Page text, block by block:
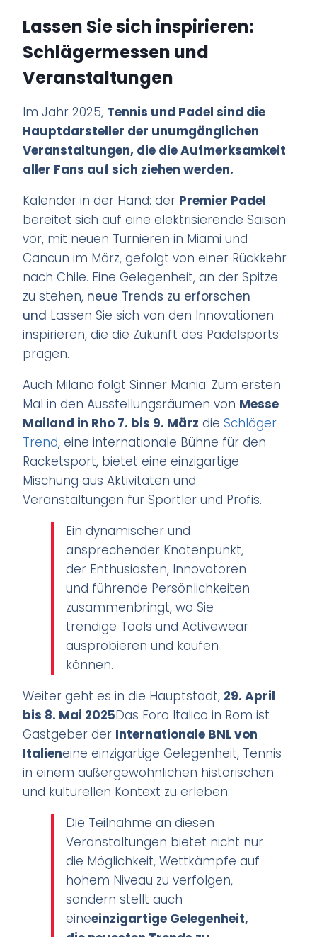
Lassen Sie sich inspirieren:
Schlägermessen und
Veranstaltungen
Im Jahr 2025, Tennis und Padel sind die
Hauptdarsteller der unumgänglichen
Veranstaltungen, die die Aufmerksamkeit
aller Fans auf sich ziehen werden.
Kalender in der Hand: der Premier Padel
bereitet sich auf eine elektrisierende Saison
vor, mit neuen Turnieren in Miami und
Cancun im März, gefolgt von einer Rückkehr
nach Chile. Eine Gelegenheit, an der Spitze
zu stehen, neue Trends zu erforschen
und Lassen Sie sich von den Innovationen
inspirieren, die die Zukunft des Padelsports
prägen.
Auch Milano folgt Sinner Mania: Zum ersten
Mal in den Ausstellungsräumen von Messe
Mailand in Rho 7. bis 9. März dieSchläger
Trend, eine internationale Bühne für den
Racketsport, bietet eine einzigartige
Mischung aus Aktivitäten und
Veranstaltungen für Sportler und Profis.
Ein dynamischer und
ansprechender Knotenpunkt,
der Enthusiasten, Innovatoren
und führende Persönlichkeiten
zusammenbringt, wo Sie
trendige Tools und Activewear
ausprobieren und kaufen
können.
Weiter geht es in die Hauptstadt, 29. April
bis 8. Mai 2025Das Foro Italico in Rom ist
Gastgeber der Internationale BNL von
Italieneine einzigartige Gelegenheit, Tennis
in einem außergewöhnlichen historischen
und kulturellen Kontext zu erleben.
Die Teilnahme an diesen
Veranstaltungen bietet nicht nur
die Möglichkeit, Wettkämpfe auf
hohem Niveau zu verfolgen,
sondern stellt auch
eineeinzigartige Gelegenheit,